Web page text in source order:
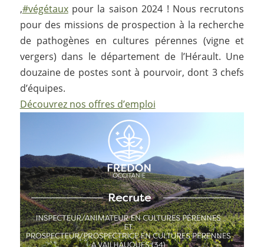
,#végétauxpour la saison 2024 ! Nous recrutons
pour des missions de prospection à la recherche
de pathogènes en cultures pérennes (vigne et
vergers) dans le département de l’Hérault. Une
douzaine de postes sont à pourvoir, dont 3 chefs
d’équipes.
Découvrez nos offres d’emploi